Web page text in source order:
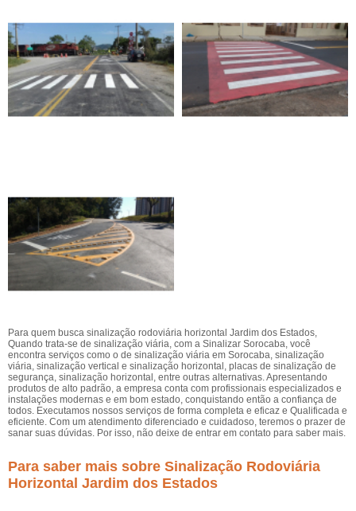
Para quem busca sinalização rodoviária horizontal Jardim dos Estados,
Quando trata-se de sinalização viária, com a Sinalizar Sorocaba, você
encontra serviços como o de sinalização viária em Sorocaba, sinalização
viária, sinalização vertical e sinalização horizontal, placas de sinalização de
segurança, sinalização horizontal, entre outras alternativas. Apresentando
produtos de alto padrão, a empresa conta com profissionais especializados e
instalações modernas e em bom estado, conquistando então a confiança de
todos. Executamos nossos serviços de forma completa e eficaz e Qualificada e
eficiente. Com um atendimento diferenciado e cuidadoso, teremos o prazer de
sanar suas dúvidas. Por isso, não deixe de entrar em contato para saber mais.
Para saber mais sobre Sinalização Rodoviária
Horizontal Jardim dos Estados